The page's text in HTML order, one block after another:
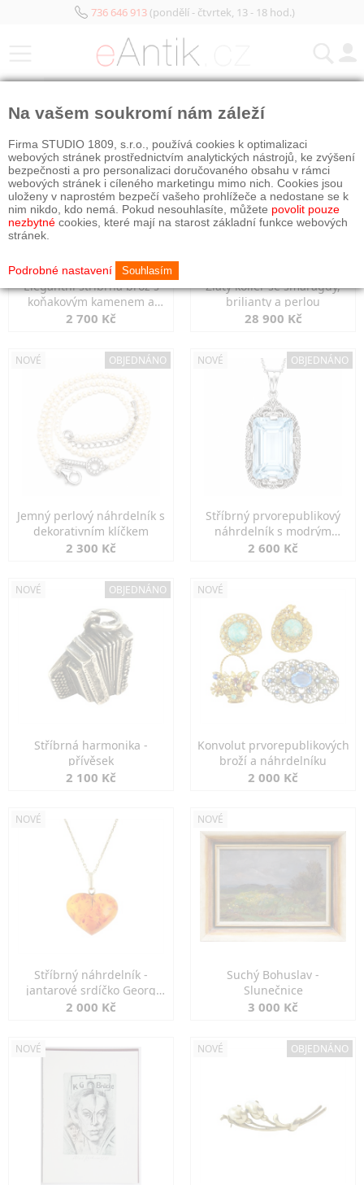
736 646 913(pondělí - čtvrtek, 13 - 18 hod.)
Elegantní stříbrná brož s
koňakovým kamenem a
markazity
2 700 Kč
Zlatý kolier se smaragdy,
brilianty a perlou
28 900 Kč
NOVÉ OBJEDNÁNO
Jemný perlový náhrdelník s
dekorativním klíčkem
2 300 Kč
NOVÉ OBJEDNÁNO
Stříbrný prvorepublikový
náhrdelník s modrým
spinelem
2 600 Kč
NOVÉ OBJEDNÁNO
Stříbrná harmonika -
přívěsek
2 100 Kč
NOVÉ
Konvolut prvorepublikových
broží a náhrdelníku
2 000 Kč
NOVÉ
Stříbrný náhrdelník -
jantarové srdíčko Georg
Kramer
2 000 Kč
NOVÉ
Suchý Bohuslav -
Slunečnice
3 000 Kč
NOVÉ NOVÉ OBJEDNÁNO
Na vašem soukromí nám záleží
Firma STUDIO 1809, s.r.o., používá cookies k optimalizaci
webových stránek prostřednictvím analytických nástrojů, ke zvýšení
bezpečnosti a pro personalizaci doručovaného obsahu v rámci
webových stránek i cíleného marketingu mimo nich. Cookies jsou
uloženy v naprostém bezpečí vašeho prohlížeče a nedostane se k
nim nikdo, kdo nemá. Pokud nesouhlasíte, můžete povolit pouze
nezbytné cookies, které mají na starost základní funkce webových
stránek.
Podrobné nastavení Souhlasím